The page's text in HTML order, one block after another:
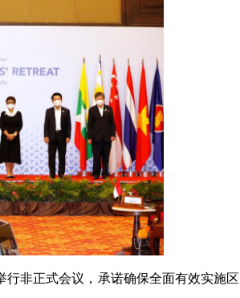
非正式会议，承诺确保全面有效实施区